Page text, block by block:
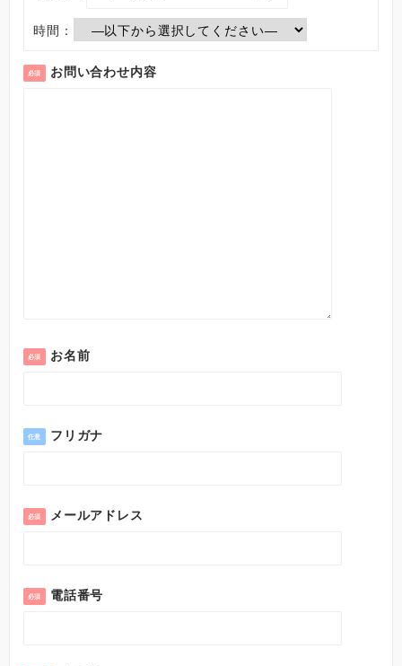
時間：
必須 お問い合わせ内容
必須 お名前
任意 フリガナ
必須 メールアドレス
必須 電話番号